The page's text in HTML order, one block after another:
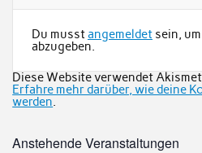
Du musstangemeldetsein,
abzugeben.
Diese Website verwendet
Erfahre mehr darüber, wie deine
werden.
Anstehende Veranstaltungen